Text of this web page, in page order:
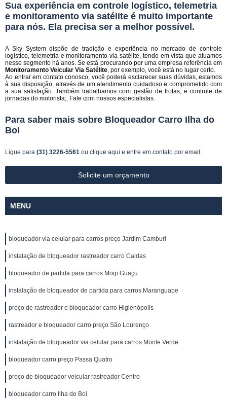
Sua experiência em controle logístico, telemetria
e monitoramento via satélite é muito importante
para nós. Ela precisa ser a melhor possível.
A Sky System dispõe de tradição e experiência no mercado de controle
logístico, telemetria e monitoramento via satélite, tendo em vista que atuamos
nesse segmento há anos. Se está procurando por uma empresa referência em
Monitoramento Veicular Via Satélite, por exemplo, você está no lugar certo.
Ao entrar em contato conosco, você poderá esclarecer suas dúvidas, estamos
à sua disposição, através de um atendimento cuidadoso e comprometido com
a sua satisfação. Também trabalhamos com gestão de frotas; e controle de
jornadas do motorista;. Fale com nossos especialistas.
Para saber mais sobre Bloqueador Carro Ilha do
Boi
Ligue para (31) 3226-5561 ou clique aqui e entre em contato por email.
Solicite um orçamento
MENU
bloqueador via celular para carros preço Jardim Camburi
instalação de bloqueador rastreador carro Caldas
bloqueador de partida para carros Mogi Guaçu
instalação de bloqueador de partida para carros Maranguape
preço de rastreador e bloqueador carro Higienópolis
rastreador e bloqueador carro preço São Lourenço
instalação de bloqueador via celular para carros Monte Verde
bloqueador carro preço Passa Quatro
preço de bloqueador veicular rastreador Centro
bloqueador carro Ilha do Boi